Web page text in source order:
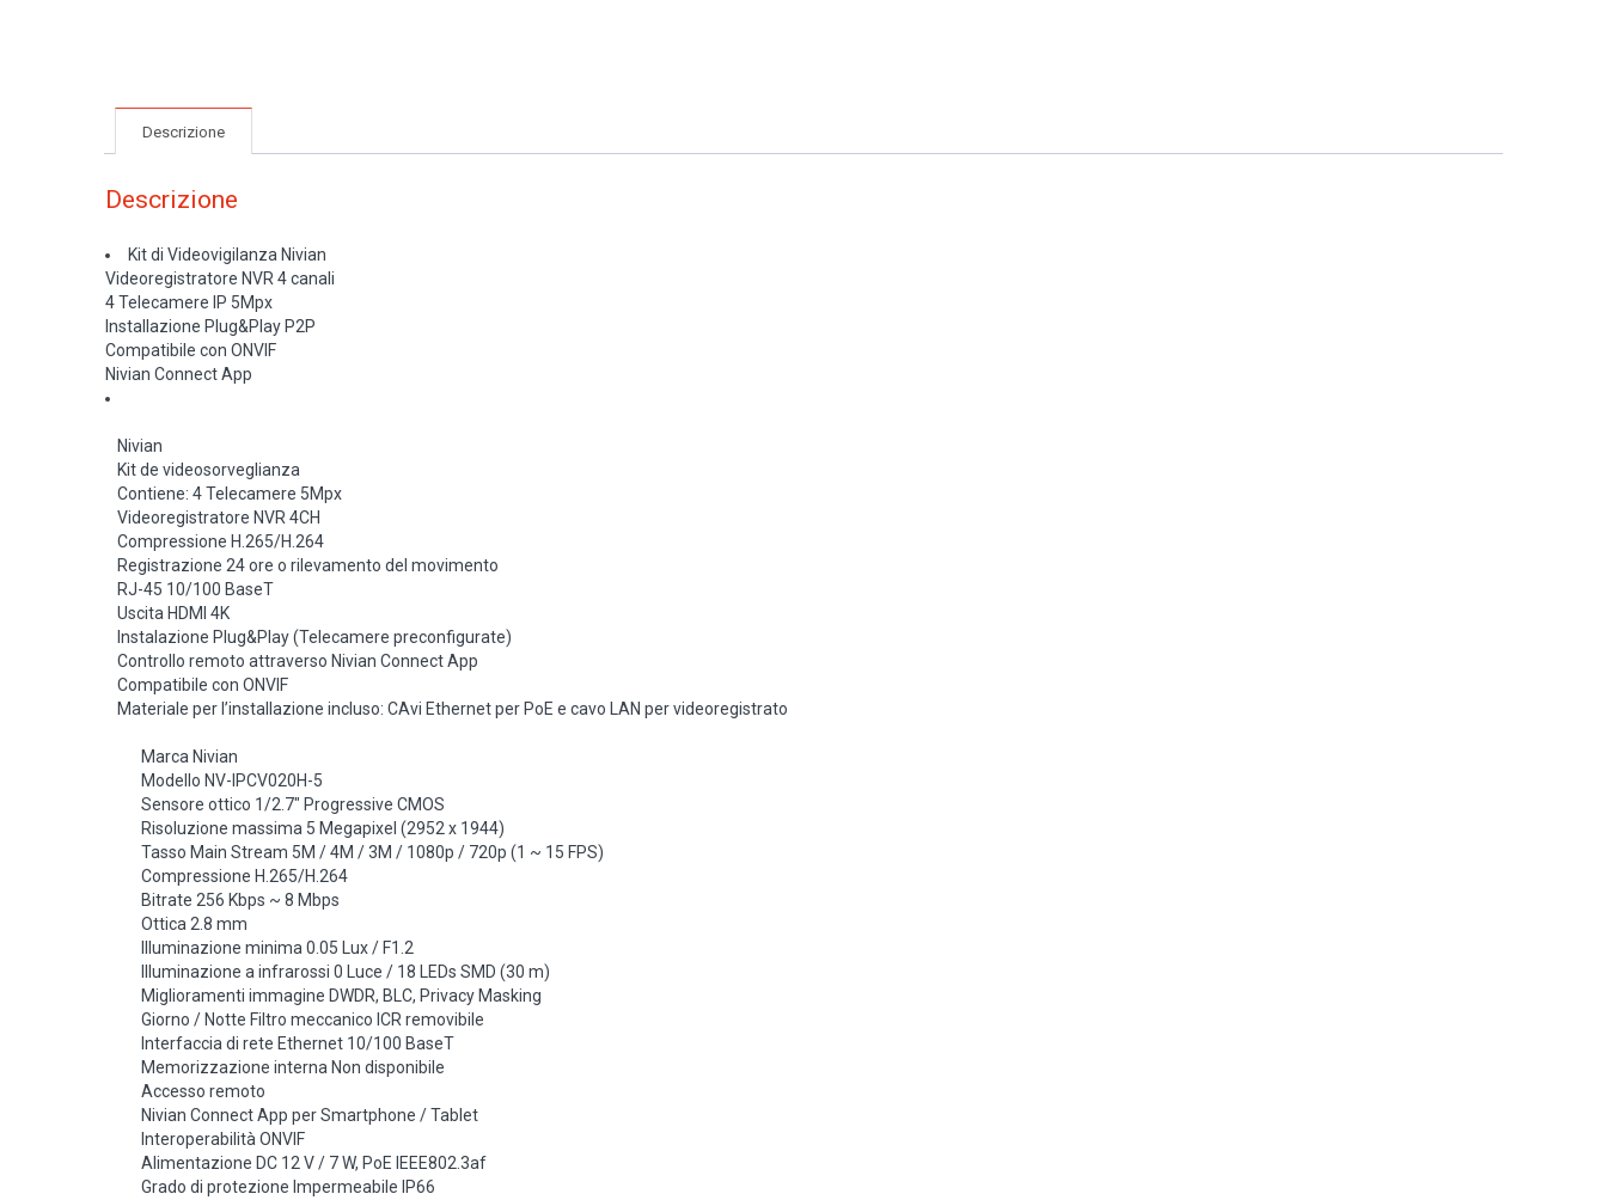
Descrizione
Descrizione
Kit di Videovigilanza Nivian
Videoregistratore NVR 4 canali
4 Telecamere IP 5Mpx
Installazione Plug&Play P2P
Compatibile con ONVIF
Nivian Connect App
Nivian
Kit de videosorveglianza
Contiene: 4 Telecamere 5Mpx
Videoregistratore NVR 4CH
Compressione H.265/H.264
Registrazione 24 ore o rilevamento del movimento
RJ-45 10/100 BaseT
Uscita HDMI 4K
Instalazione Plug&Play (Telecamere preconfigurate)
Controllo remoto attraverso Nivian Connect App
Compatibile con ONVIF
Materiale per l’installazione incluso: CAvi Ethernet per PoE e cavo LAN per videoregistrato
Marca Nivian
Modello NV-IPCV020H-5
Sensore ottico 1/2.7″ Progressive CMOS
Risoluzione massima 5 Megapixel (2952 x 1944)
Tasso Main Stream 5M / 4M / 3M / 1080p / 720p (1 ~ 15 FPS)
Compressione H.265/H.264
Bitrate 256 Kbps ~ 8 Mbps
Ottica 2.8 mm
Illuminazione minima 0.05 Lux / F1.2
Illuminazione a infrarossi 0 Luce / 18 LEDs SMD (30 m)
Miglioramenti immagine DWDR, BLC, Privacy Masking
Giorno / Notte Filtro meccanico ICR removibile
Interfaccia di rete Ethernet 10/100 BaseT
Memorizzazione interna Non disponibile
Accesso remoto
Nivian Connect App per Smartphone / Tablet
Interoperabilità ONVIF
Alimentazione DC 12 V / 7 W, PoE IEEE802.3af
Grado di protezione Impermeabile IP66